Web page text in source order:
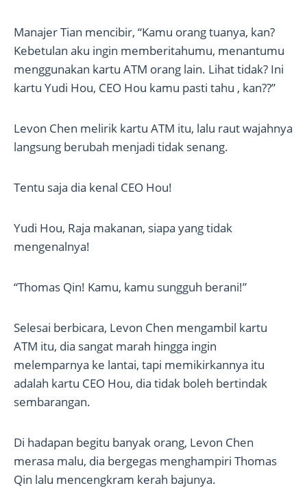
Manajer Tian mencibir, “Kamu orang tuanya, kan?
Kebetulan aku ingin memberitahumu, menantumu
menggunakan kartu ATM orang lain. Lihat tidak? Ini
kartu Yudi Hou, CEO Hou kamu pasti tahu , kan??”
Levon Chen melirik kartu ATM itu, lalu raut wajahnya
langsung berubah menjadi tidak senang.
Tentu saja dia kenal CEO Hou!
Yudi Hou, Raja makanan, siapa yang tidak
mengenalnya!
“Thomas Qin! Kamu, kamu sungguh berani!”
Selesai berbicara, Levon Chen mengambil kartu
ATM itu, dia sangat marah hingga ingin
melemparnya ke lantai, tapi memikirkannya itu
adalah kartu CEO Hou, dia tidak boleh bertindak
sembarangan.
Di hadapan begitu banyak orang, Levon Chen
merasa malu, dia bergegas menghampiri Thomas
Qin lalu mencengkram kerah bajunya.